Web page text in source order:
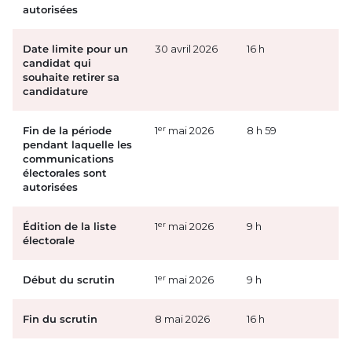
autorisées
Date limite pour un
candidat qui
souhaite retirer sa
candidature
30 avril 2026 16 h
Fin de la période
pendant laquelle les
communications
électorales sont
autorisées
1er mai 2026 8 h 59
Édition de la liste
électorale
1er mai 2026 9 h
Début du scrutin 1er mai 2026 9 h
Fin du scrutin 8 mai 2026 16 h